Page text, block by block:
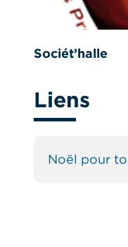
Sociét’halle
Liens
Noël pour